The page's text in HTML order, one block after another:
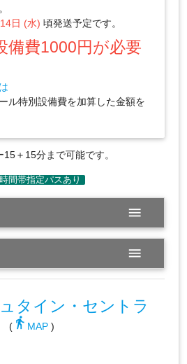
日 (水) 頃発送予定です。
備費1000円が必要
ル特別設備費を加算した金額を
＋15分まで可能です。
menu
menu
タイン・セントラ
(directions_walk MAP)